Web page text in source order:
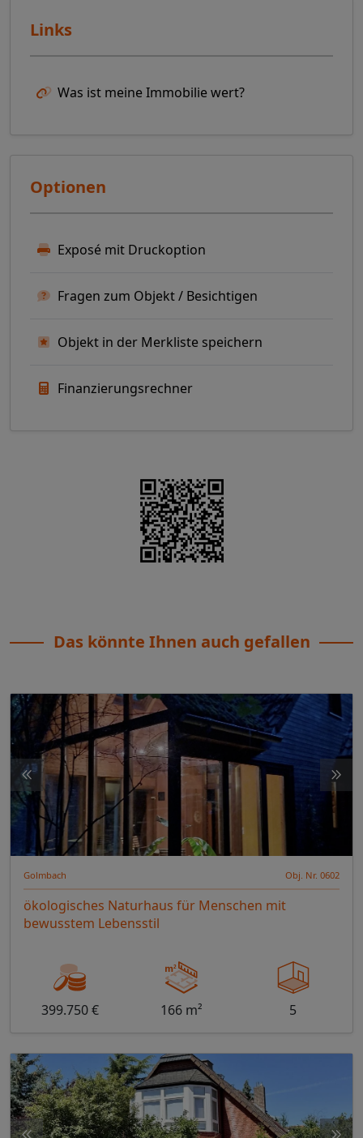
Links
Was ist meine Immobilie wert?
Optionen
Exposé mit Druckoption
Fragen zum Objekt / Besichtigen
Objekt in der Merkliste speichern
Finanzierungsrechner
Das könnte Ihnen auch gefallen
Golmbach Obj. Nr. 0602
ökologisches Naturhaus für Menschen mit
bewusstem Lebensstil
399.750 € 166 m² 5